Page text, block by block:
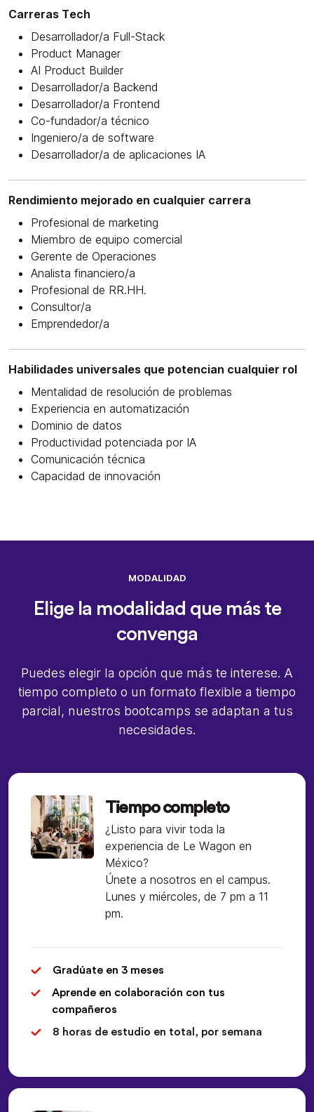
Carreras Tech
Desarrollador/a Full-Stack
Product Manager
AI Product Builder
Desarrollador/a Backend
Desarrollador/a Frontend
Co-fundador/a técnico
Ingeniero/a de software
Desarrollador/a de aplicaciones IA
Rendimiento mejorado en cualquier carrera
Profesional de marketing
Miembro de equipo comercial
Gerente de Operaciones
Analista financiero/a
Profesional de RR.HH.
Consultor/a
Emprendedor/a
Habilidades universales que potencian cualquier rol
Mentalidad de resolución de problemas
Experiencia en automatización
Dominio de datos
Productividad potenciada por IA
Comunicación técnica
Capacidad de innovación
MODALIDAD
Elige la modalidad que más te
convenga
Puedes elegir la opción que más te interese. A
tiempo completo o un formato flexible a tiempo
parcial, nuestros bootcamps se adaptan a tus
necesidades.
Tiempo completo
¿Listo para vivir toda la
experiencia de Le Wagon en
México?
Únete a nosotros en el campus.
Lunes y miércoles, de 7 pm a 11
pm.
Gradúate en 3 meses
Aprende en colaboración con tus
compañeros
8 horas de estudio en total, por semana